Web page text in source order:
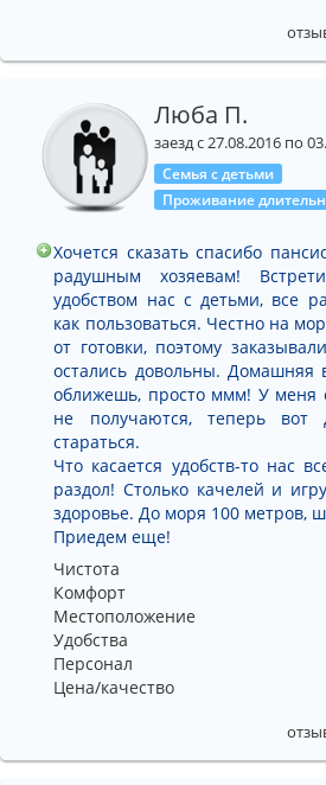
Люба П.
заезд с 27.08.2016 по
Семья с детьми
Проживание
Хочется сказать спасибо
радушным хозяевам!
удобством нас с детьми, все
как пользоваться. Честно на
от готовки, поэтому
остались довольны. Домашняя
оближешь, просто ммм! У меня
не получаются, теперь вот
стараться.
Что касается удобств-то нас
раздол! Столько качелей и
здоровье. До моря 100 метров,
Приедем еще!
Чистота
Комфорт
Местоположение
Удобства
Персонал
Цена/качество